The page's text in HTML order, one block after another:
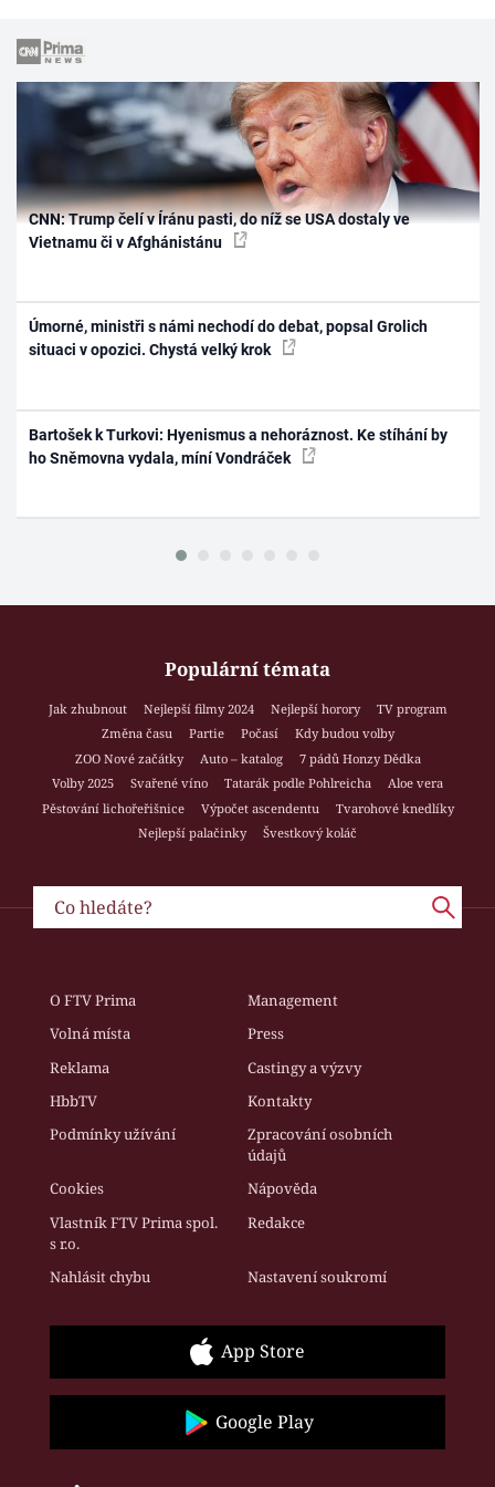
CNN: Trump čelí v Íránu pasti, do níž se USA dostaly ve
Vietnamu či v Afghánistánu
Úmorné, ministři s námi nechodí do debat, popsal Grolich
situaci v opozici. Chystá velký krok
Bartošek k Turkovi: Hyenismus a nehoráznost. Ke stíhání by
ho Sněmovna vydala, míní Vondráček
Populární témata
Jak zhubnout Nejlepší filmy 2024 Nejlepší horory
TV program
Změna času
Partie Počasí
Kdy budou volby
ZOO Nové začátky
Auto – katalog
7 pádů Honzy Dědka
Volby 2025
Svařené víno Tatarák podle Pohlreicha
Aloe vera
Pěstování lichořeřišnice
Výpočet ascendentu
Tvarohové knedlíky
Nejlepší palačinky
Švestkový koláč
O FTV Prima
Management
Volná místa
Press
Reklama
Castingy a výzvy
HbbTV
Kontakty
Podmínky užívání
Zpracování osobních
údajů
Cookies
Nápověda
Vlastník FTV Prima spol.
s r.o.
Redakce
Nahlásit chybu Nastavení soukromí
App Store
Google Play